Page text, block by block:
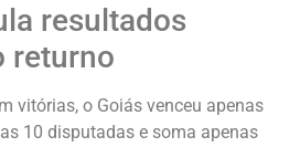
resultados
returno
vitórias, o Goiás venceu apenas
10 disputadas e soma apenas